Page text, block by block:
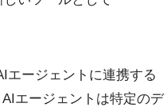
エージェントに連携する
エージェントは特定のデ